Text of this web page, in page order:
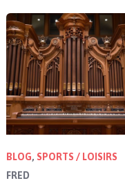
BLOG, SPORTS / LOISIRS
FRED